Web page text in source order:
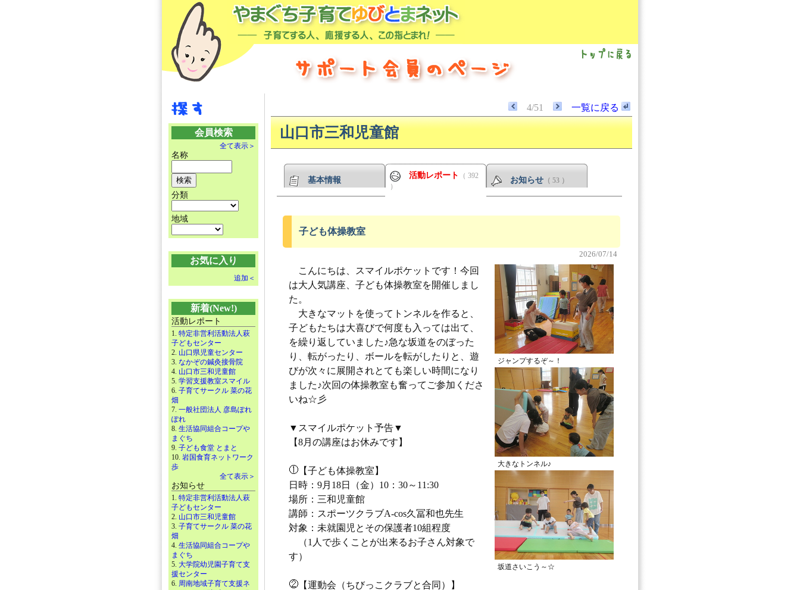
会員検索
全て表示＞
名称
分類
地域
お気に入り
追加＜
新着(New!)
活動レポート
1. 特定非営利活動法人萩
子どもセンター
2. 山口県児童センター
3. なかぞの鍼灸接骨院
4. 山口市三和児童館
5. 学習支援教室スマイル
6. 子育てサークル 菜の花
畑
7. 一般社団法人 彦島ぽれ
ぽれ
8. 生活協同組合コープや
まぐち
9. 子ども食堂 とまと
10. 岩国食育ネットワーク
歩
全て表示＞
お知らせ
1. 特定非営利活動法人萩
子どもセンター
2. 山口市三和児童館
3. 子育てサークル 菜の花
畑
4. 生活協同組合コープや
まぐち
5. 大学院幼児園子育て支
援センター
6. 周南地域子育て支援ネ
4/51 一覧に戻る
山口市三和児童館
基本情報 活動レポート
（ 392
）
お知らせ （ 53 ）
子ども体操教室
2026/07/14
ジャンプするぞ～！
大きなトンネル♪
坂道さいこう～☆
こんにちは、スマイルポケットです！今回
は大人気講座、子ども体操教室を開催しまし
た。
大きなマットを使ってトンネルを作ると、
子どもたちは大喜びで何度も入っては出て、
を繰り返していました♪急な坂道をのぼった
り、転がったり、ボールを転がしたりと、遊
びが次々に展開されとても楽しい時間になり
ました♪次回の体操教室も奮ってご参加くださ
いね☆彡
▼スマイルポケット予告▼
【8月の講座はお休みです】
【子ども体操教室】
日時：9月18日（金）10：30～11:30
場所：三和児童館
講師：スポーツクラブA-cos久冨和也先生
対象：未就園児とその保護者10組程度
（1人で歩くことが出来るお子さん対象で
す）
【運動会（ちびっこクラブと合同）】